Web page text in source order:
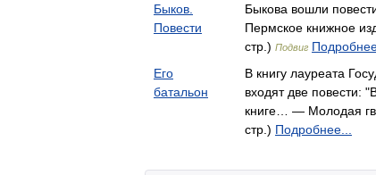
Быков.
Повести
Быкова вошли
Пермское книжное
стр.) Подвиг
Его
батальон
В книгу лауреата
входят две повести:
книге… — Молодая
стр.) Подробнее...